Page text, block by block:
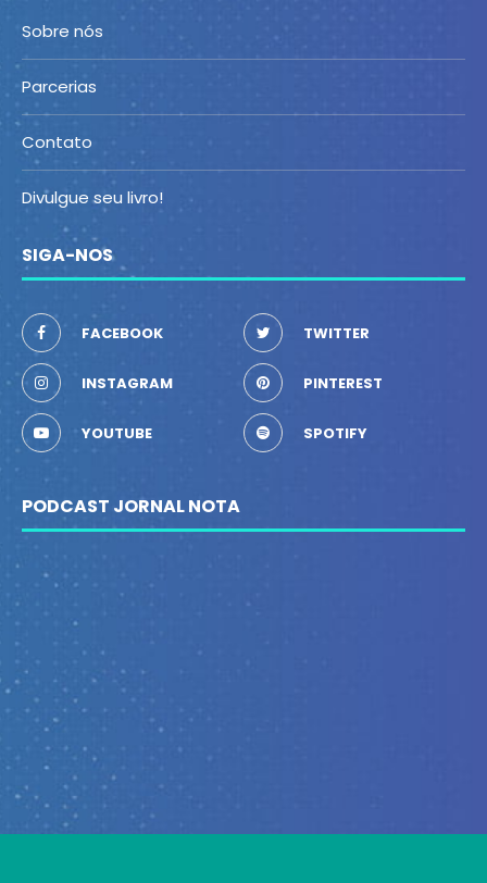
Sobre nós
Parcerias
Contato
Divulgue seu livro!
SIGA-NOS
FACEBOOK TWITTER
INSTAGRAM PINTEREST
YOUTUBE SPOTIFY
PODCAST JORNAL NOTA